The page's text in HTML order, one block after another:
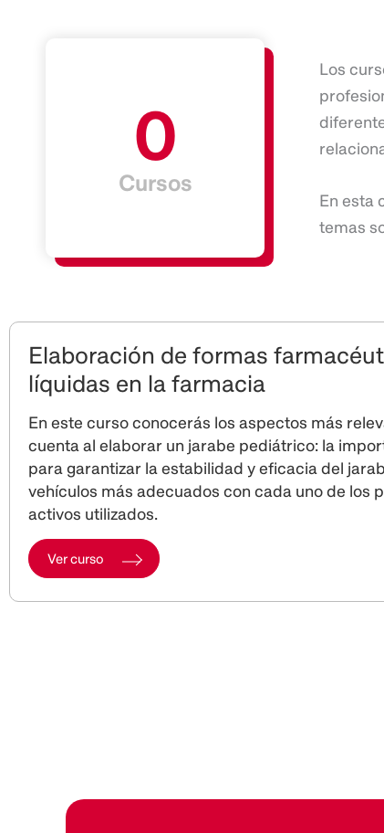
0
Cursos
Los
En esta
temas
Elaboración de formas
líquidas en la farmacia
En este curso conocerás los aspectos más
cuenta al elaborar un jarabe pediátrico: la
para garantizar la estabilidad y eficacia del
vehículos más adecuados con cada uno de los
activos utilizados.
Ver curso